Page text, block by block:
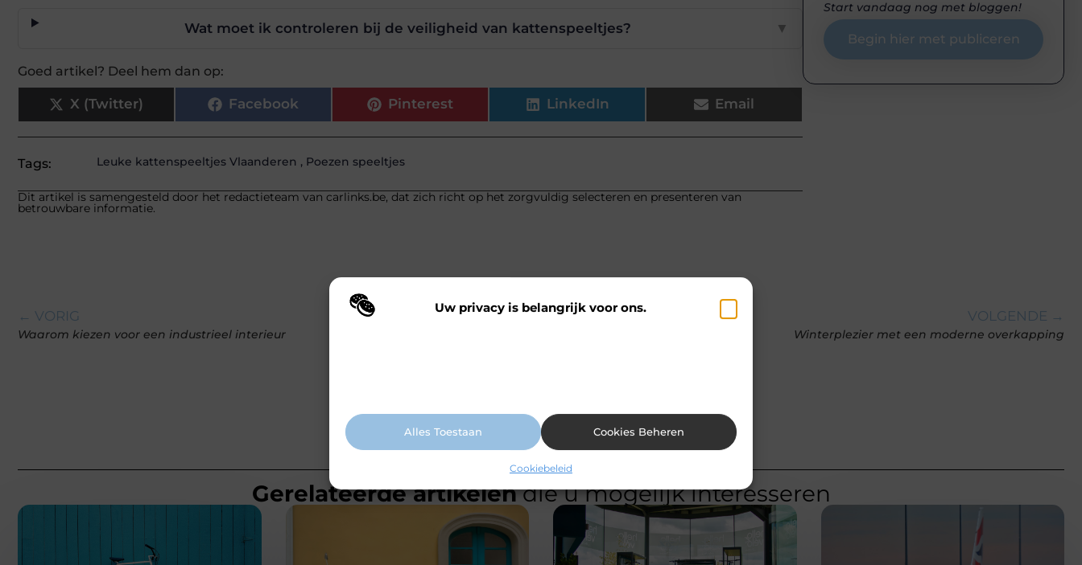
Uw privacy is belangrijk voor ons.
Alles Toestaan Cookies Beheren
Cookiebeleid
Wat moet ik controleren bij de veiligheid van kattenspeeltjes? ▼
Goed artikel? Deel hem dan op:
X (Twitter) Facebook Pinterest LinkedIn Email
Tags: Leuke kattenspeeltjes Vlaanderen , Poezen speeltjes
Dit artikel is samengesteld door het redactieteam van carlinks.be, dat zich richt op het zorgvuldig selecteren en presenteren van
betrouwbare informatie.
Start vandaag nog met bloggen!
Begin hier met publiceren
← VORIG
Waarom kiezen voor een industrieel interieur
VOLGENDE →
Winterplezier met een moderne overkapping
Gerelateerde artikelendie u mogelijk interesseren